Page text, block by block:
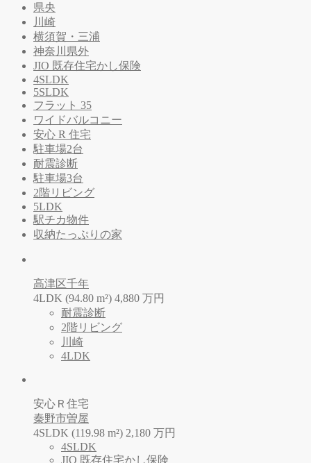
県央
川崎
横須賀・三浦
神奈川県外
JIO 既存住宅かし保険
4SLDK
5SLDK
フラット 35
ワイドバルコニー
安心 R 住宅
駐車場2台
耐震診断
駐車場3台
2階リビング
5LDK
駅チカ物件
収納たっぷりの家
高津区千年
4LDK (94.80 m²) 4,880 万円
耐震診断
2階リビング
川崎
4LDK
安心Ｒ住宅
秦野市曽屋
4SLDK (119.98 m²) 2,180 万円
4SLDK
JIO 既存住宅かし保険